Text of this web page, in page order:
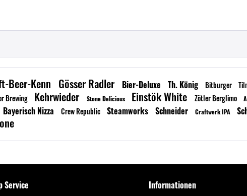
Beer-Kenn Gösser Radler Bier-Deluxe Th. König Bitburger
Brewing Kehrwieder Stone Delicious Einstök White Zötler Berglimo
Bayerisch Nizza Crew Republic Steamworks Schneider Craftwerk IPA
Service Informationen